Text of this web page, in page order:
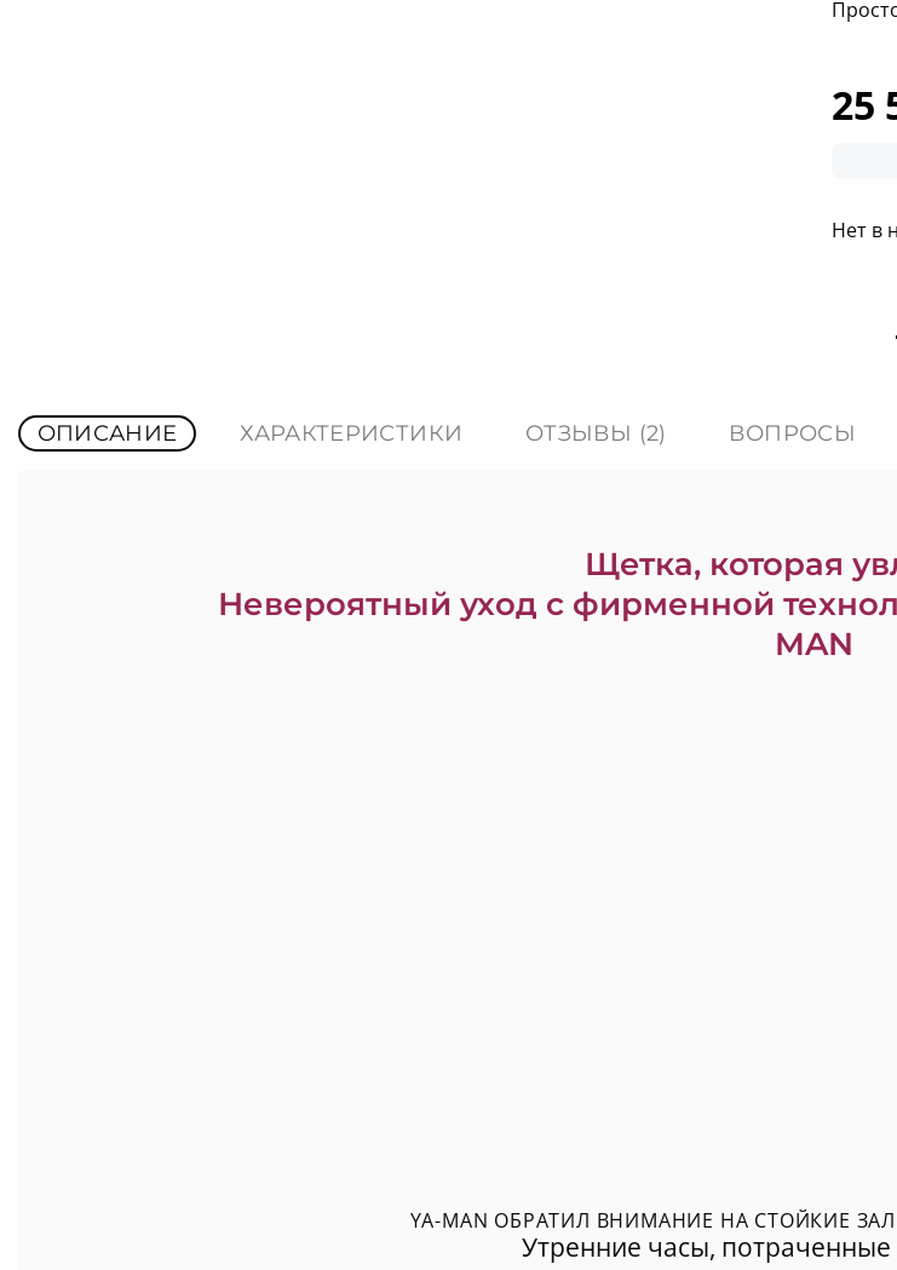
25
Нет в
ОПИСАНИЕ ХАРАКТЕРИСТИКИ ОТЗЫВЫ (2) ВОПРОСЫ
Щетка, которая
Невероятный уход с фирменной
MAN
YA-MAN ОБРАТИЛ ВНИМАНИЕ НА СТОЙКИЕ
Утренние часы,